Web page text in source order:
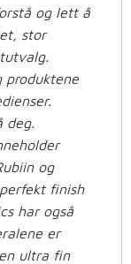
og lett å
stor
produktene
deg.
og
finish
har også
er
ultra fin